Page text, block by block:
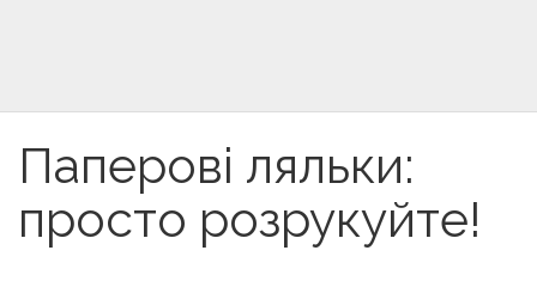
Паперові ляльки:
просто розрукуйте!